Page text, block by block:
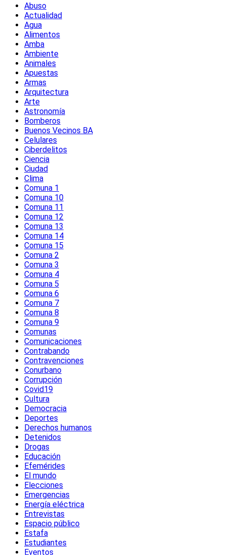
Abuso
Actualidad
Agua
Alimentos
Amba
Ambiente
Animales
Apuestas
Armas
Arquitectura
Arte
Astronomía
Bomberos
Buenos Vecinos BA
Celulares
Ciberdelitos
Ciencia
Ciudad
Clima
Comuna 1
Comuna 10
Comuna 11
Comuna 12
Comuna 13
Comuna 14
Comuna 15
Comuna 2
Comuna 3
Comuna 4
Comuna 5
Comuna 6
Comuna 7
Comuna 8
Comuna 9
Comunas
Comunicaciones
Contrabando
Contravenciones
Conurbano
Corrupción
Covid19
Cultura
Democracia
Deportes
Derechos humanos
Detenidos
Drogas
Educación
Efemérides
El mundo
Elecciones
Emergencias
Energía eléctrica
Entrevistas
Espacio público
Estafa
Estudiantes
Eventos